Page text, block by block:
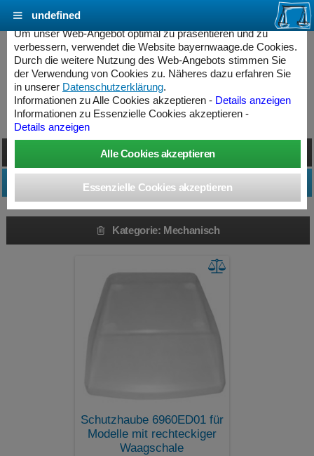
Produkte » Mechanisch
Kategorie: Mechanisch
Darstellung umschalten
Produktfilter anpassen
Kategorie: Mechanisch
Schutzhaube 6960ED01 für
Modelle mit rechteckiger
Waagschale
Cookie Einstellungen - bayernwaage.de
Um unser Web-Angebot optimal zu präsentieren und zu
verbessern, verwendet die Website bayernwaage.de Cookies.
Durch die weitere Nutzung des Web-Angebots stimmen Sie
der Verwendung von Cookies zu. Näheres dazu erfahren Sie
in unserer Datenschutzerklärung.
Informationen zu Alle Cookies akzeptieren - Details anzeigen
Informationen zu Essenzielle Cookies akzeptieren -
Details anzeigen
undefined